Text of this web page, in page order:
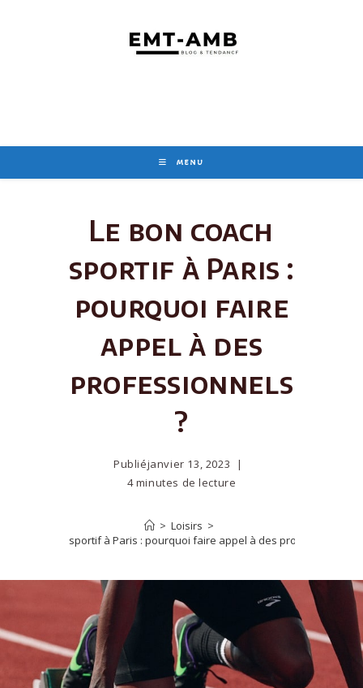
MENU
Le bon coach
sportif à Paris :
pourquoi faire
appel à des
professionnels
?
Publiéjanvier 13, 2023
4 minutes de lecture
> Loisirs >
Le bon coach sportif à Paris : pourquoi faire appel à des professionnels ?